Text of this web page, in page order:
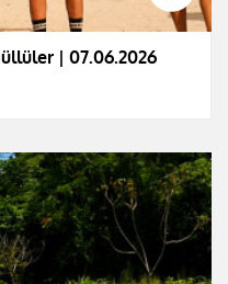
| 07.06.2026